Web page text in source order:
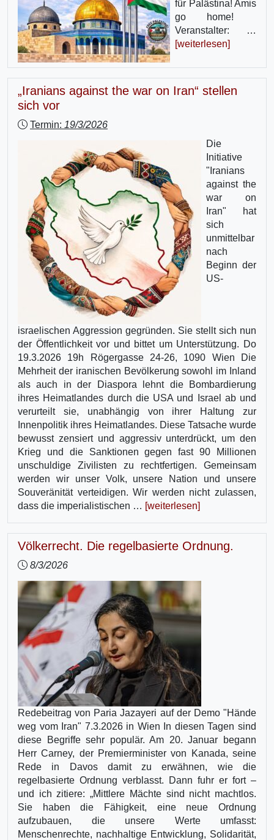
für Palästina! Amis
go home!
Veranstalter: …
[weiterlesen]
„Iranians against the war on Iran“ stellen
sich vor
Termin: 19/3/2026
Die
Initiative
"Iranians
against the
war on
Iran" hat
sich
unmittelbar
nach
Beginn der
US-
israelischen Aggression gegründen. Sie stellt sich nun
der Öffentlichkeit vor und bittet um Unterstützung. Do
19.3.2026 19h Rögergasse 24-26, 1090 Wien Die
Mehrheit der iranischen Bevölkerung sowohl im Inland
als auch in der Diaspora lehnt die Bombardierung
ihres Heimatlandes durch die USA und Israel ab und
verurteilt sie, unabhängig von ihrer Haltung zur
Innenpolitik ihres Heimatlandes. Diese Tatsache wurde
bewusst zensiert und aggressiv unterdrückt, um den
Krieg und die Sanktionen gegen fast 90 Millionen
unschuldige Zivilisten zu rechtfertigen. Gemeinsam
werden wir unser Volk, unsere Nation und unsere
Souveränität verteidigen. Wir werden nicht zulassen,
dass die imperialistischen … [weiterlesen]
Völkerrecht. Die regelbasierte Ordnung.
8/3/2026
Redebeitrag von Paria Jazayeri auf der Demo "Hände
weg vom Iran" 7.3.2026 in Wien In diesen Tagen sind
diese Begriffe sehr populär. Am 20. Januar begann
Herr Carney, der Premierminister von Kanada, seine
Rede in Davos damit zu erwähnen, wie die
regelbasierte Ordnung verblasst. Dann fuhr er fort –
und ich zitiere: „Mittlere Mächte sind nicht machtlos.
Sie haben die Fähigkeit, eine neue Ordnung
aufzubauen, die unsere Werte umfasst:
Menschenrechte, nachhaltige Entwicklung, Solidarität,